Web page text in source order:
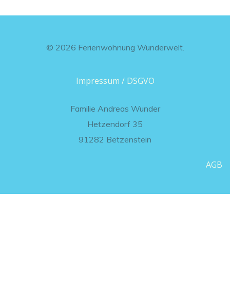
© 2026 Ferienwohnung Wunderwelt.
Impressum / DSGVO
Familie Andreas Wunder
Hetzendorf 35
91282 Betzenstein
AGB